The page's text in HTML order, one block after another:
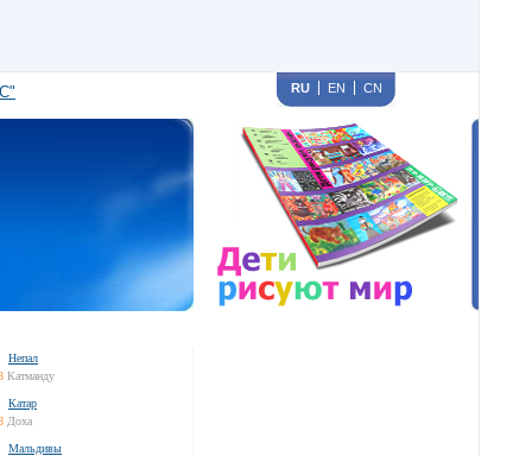
RU EN CN
Непал
Катманду
Катар
Доха
Мальдивы